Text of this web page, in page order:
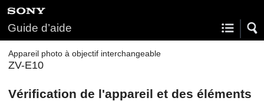
Guide d’aide
Appareil photo à objectif interchangeable
ZV-E10
Vérification de l'appareil et des éléments